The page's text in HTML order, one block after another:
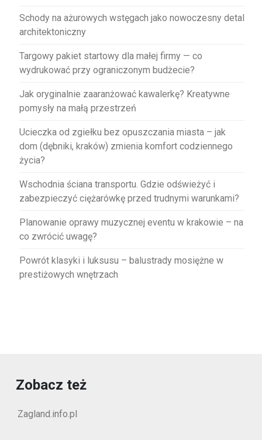
Schody na ażurowych wstęgach jako nowoczesny detal
architektoniczny
Targowy pakiet startowy dla małej firmy — co
wydrukować przy ograniczonym budżecie?
Jak oryginalnie zaaranżować kawalerkę? Kreatywne
pomysły na małą przestrzeń
Ucieczka od zgiełku bez opuszczania miasta – jak
dom (dębniki, kraków) zmienia komfort codziennego
życia?
Wschodnia ściana transportu. Gdzie odświeżyć i
zabezpieczyć ciężarówkę przed trudnymi warunkami?
Planowanie oprawy muzycznej eventu w krakowie – na
co zwrócić uwagę?
Powrót klasyki i luksusu – balustrady mosiężne w
prestiżowych wnętrzach
Zobacz też
Zagland.info.pl